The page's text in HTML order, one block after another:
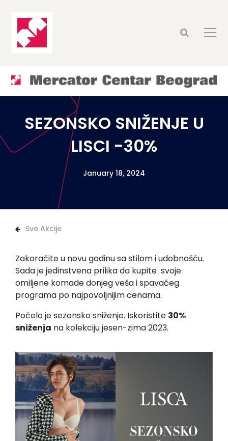
SEZONSKO SNIŽENJE U
LISCI -30%
January 18, 2024
Sve Akcije
Zakoračite u novu godinu sa stilom i udobnošću.
Sada je jedinstvena prilika da kupite svoje
omiljene komade donjeg veša i spavaćeg
programa po najpovoljnijim cenama.
Počelo je sezonsko sniženje. Iskoristite 30%
sniženja na kolekciju jesen-zima 2023.